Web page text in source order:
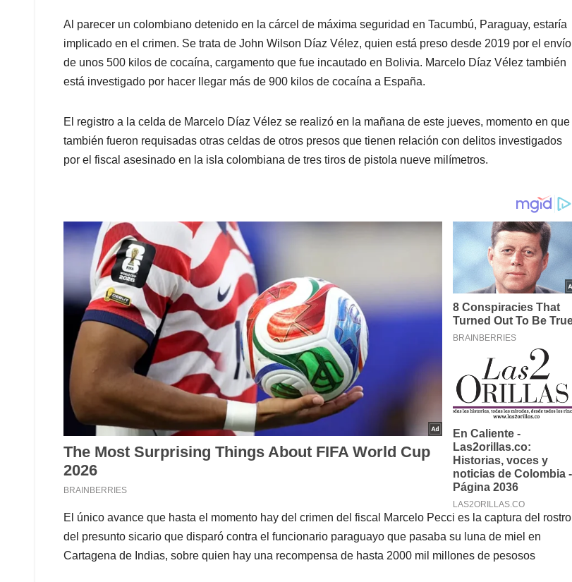
Al parecer un colombiano detenido en la cárcel de máxima seguridad en Tacumbú, Paraguay, estaría
implicado en el crimen. Se trata de John Wilson Díaz Vélez, quien está preso desde 2019 por el envío
de unos 500 kilos de cocaína, cargamento que fue incautado en Bolivia. Marcelo Díaz Vélez también
está investigado por hacer llegar más de 900 kilos de cocaína a España.
El registro a la celda de Marcelo Díaz Vélez se realizó en la mañana de este jueves, momento en que
también fueron requisadas otras celdas de otros presos que tienen relación con delitos investigados
por el fiscal asesinado en la isla colombiana de tres tiros de pistola nueve milímetros.
El único avance que hasta el momento hay del crimen del fiscal Marcelo Pecci es la captura del rostro
del presunto sicario que disparó contra el funcionario paraguayo que pasaba su luna de miel en
Cartagena de Indias, sobre quien hay una recompensa de hasta 2000 mil millones de pesosos